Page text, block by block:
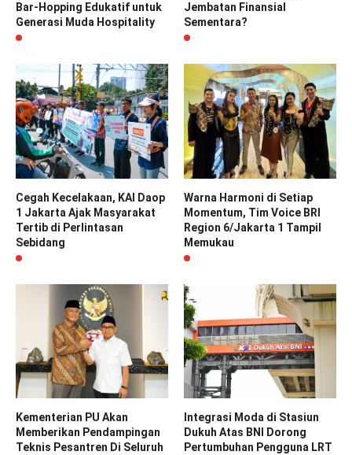
Bar-Hopping Edukatif untuk
Generasi Muda Hospitality
Jembatan Finansial
Sementara?
Cegah Kecelakaan, KAI Daop
1 Jakarta Ajak Masyarakat
Tertib di Perlintasan
Sebidang
Warna Harmoni di Setiap
Momentum, Tim Voice BRI
Region 6/Jakarta 1 Tampil
Memukau
Kementerian PU Akan
Memberikan Pendampingan
Teknis Pesantren Di Seluruh
Integrasi Moda di Stasiun
Dukuh Atas BNI Dorong
Pertumbuhan Pengguna LRT